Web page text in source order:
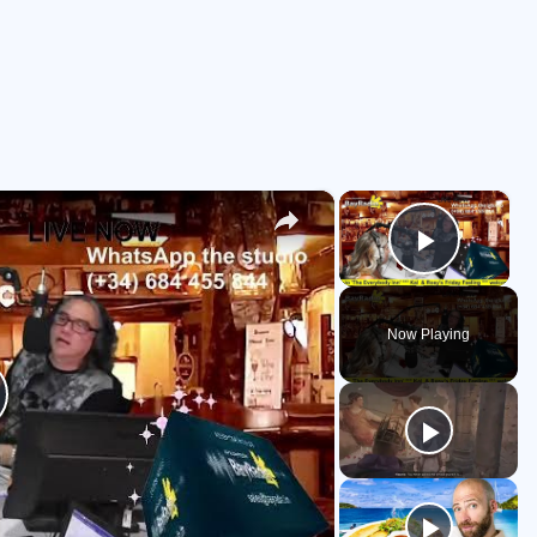
×
Play
Now Playing
×